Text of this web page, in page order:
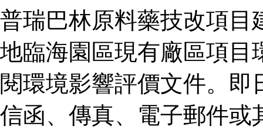
普瑞巴林原料藥技改項目
地臨海園區現有廠區項目
閱環境影響評價文件。
信函、傳真、電子郵件或